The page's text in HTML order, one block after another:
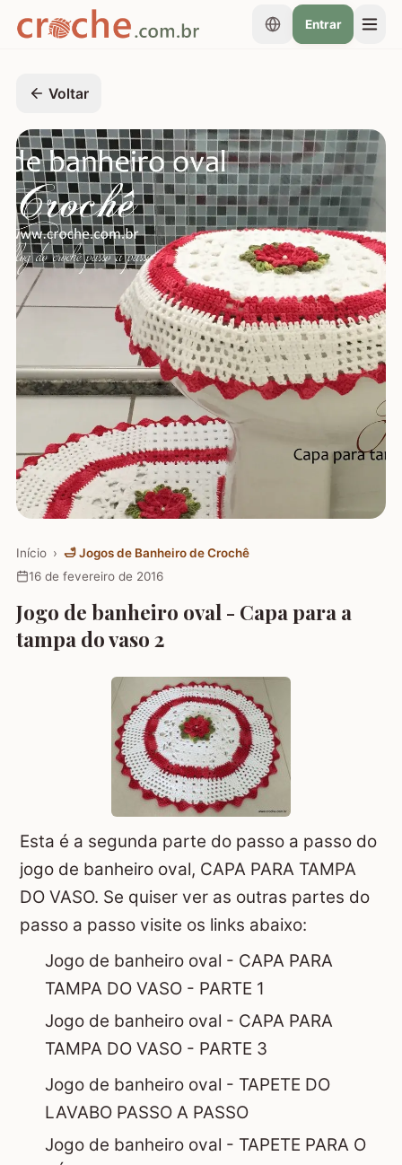
Entrar
Voltar
Início › 🛁 Jogos de Banheiro de Crochê
16 de fevereiro de 2016
Jogo de banheiro oval - Capa para a
tampa do vaso 2
Esta é a segunda parte do passo a passo do
jogo de banheiro oval, CAPA PARA TAMPA
DO VASO. Se quiser ver as outras partes do
passo a passo visite os links abaixo:
Jogo de banheiro oval - CAPA PARA
TAMPA DO VASO - PARTE 1
Jogo de banheiro oval - CAPA PARA
TAMPA DO VASO - PARTE 3
Jogo de banheiro oval - TAPETE DO
LAVABO PASSO A PASSO
Jogo de banheiro oval - TAPETE PARA O